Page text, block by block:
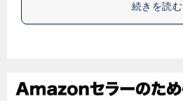
続きを読む